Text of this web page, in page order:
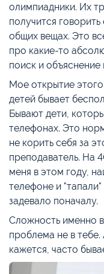
олимпиадники. Их
получится
общих вещах. Это
про какие-то
поиск и
Мое открытие
детей бывает
Бывают дети,
телефонах. Это
не корить себя за
преподаватель. На
меня в этом году,
телефоне и
задевало поначалу.
Сложность именно
проблема не в
кажется, часто